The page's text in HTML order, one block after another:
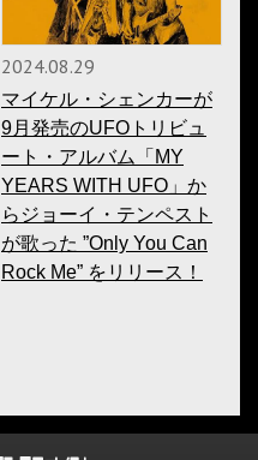
2024.08.29
マイケル・シェンカーが
9月発売のUFOトリビュ
ート・アルバム「MY
YEARS WITH UFO」か
らジョーイ・テンペスト
が歌った ”Only You Can
Rock Me” をリリース！